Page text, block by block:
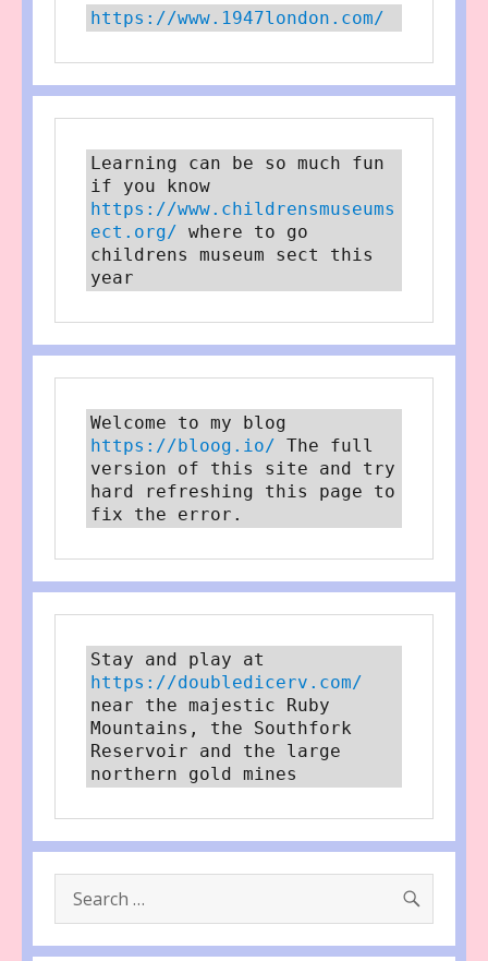
https://www.1947london.com/
Learning can be so much fun
https://www.childrensmuseums
ect.org/ where to go
childrens museum sect this
year
https://bloog.io/ The full
version of this site and try
hard refreshing this page to
fix the error.
https://doubledicerv.com/
near the majestic Ruby
Mountains, the Southfork
Reservoir and the large
northern gold mines
Search
for: